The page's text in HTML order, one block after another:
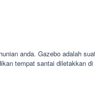
anda. Gazebo adalah
tempat santai diletakkan